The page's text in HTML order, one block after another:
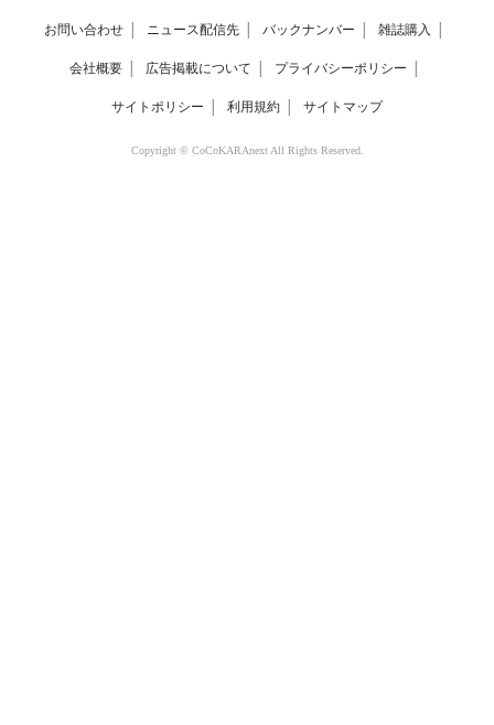
お問い合わせ ニュース配信先 バックナンバー 雑誌購入
会社概要 広告掲載について プライバシーポリシー
サイトポリシー 利用規約 サイトマップ
Copyright © CoCoKARAnext All Rights Reserved.